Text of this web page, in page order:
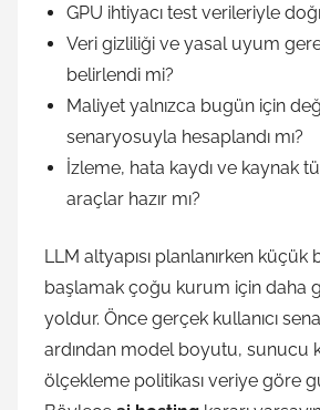
GPU ihtiyacı test verileriyle
Veri gizliliği ve yasal uyum
belirlendi mi?
Maliyet yalnızca bugün için
senaryosuyla hesaplandı mı?
İzleme, hata kaydı ve kaynak
araçlar hazır mı?
LLM altyapısı planlanırken
başlamak çoğu kurum için daha
yoldur. Önce gerçek kullanıcı
ardından model boyutu, sunucu
ölçekleme politikası veriye göre